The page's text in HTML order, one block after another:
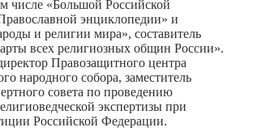
числе «Большой Российской
энциклопедии» и
и религии мира», составитель
всех религиозных общин России».
Правозащитного центра
народного собора, заместитель
совета по проведению
экспертизы при
Российской Федерации.